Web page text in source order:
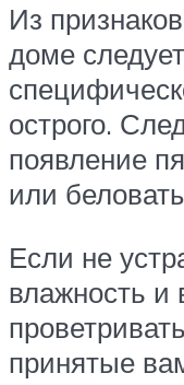
Из
доме
острого.
появление
или
Если не
влажность
принятые